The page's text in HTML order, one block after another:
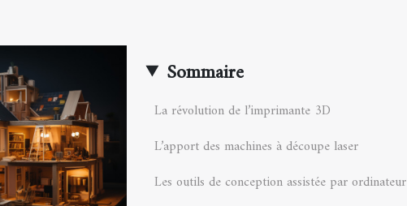
Sommaire
La révolution de l’imprimante 3D
L’apport des machines à découpe laser
Les outils de conception assistée par ordinateur